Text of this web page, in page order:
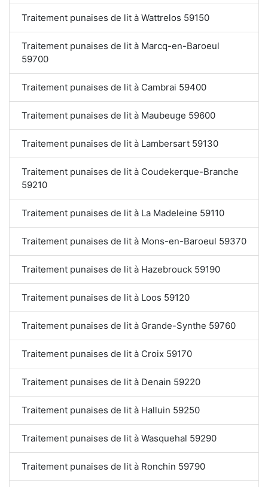
Traitement punaises de lit à Wattrelos 59150
Traitement punaises de lit à Marcq-en-Baroeul
59700
Traitement punaises de lit à Cambrai 59400
Traitement punaises de lit à Maubeuge 59600
Traitement punaises de lit à Lambersart 59130
Traitement punaises de lit à Coudekerque-Branche
59210
Traitement punaises de lit à La Madeleine 59110
Traitement punaises de lit à Mons-en-Baroeul 59370
Traitement punaises de lit à Hazebrouck 59190
Traitement punaises de lit à Loos 59120
Traitement punaises de lit à Grande-Synthe 59760
Traitement punaises de lit à Croix 59170
Traitement punaises de lit à Denain 59220
Traitement punaises de lit à Halluin 59250
Traitement punaises de lit à Wasquehal 59290
Traitement punaises de lit à Ronchin 59790